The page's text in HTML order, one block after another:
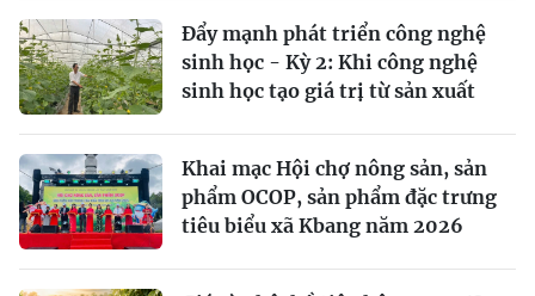
Đẩy mạnh phát triển công nghệ
sinh học - Kỳ 2: Khi công nghệ
sinh học tạo giá trị từ sản xuất
Khai mạc Hội chợ nông sản, sản
phẩm OCOP, sản phẩm đặc trưng
tiêu biểu xã Kbang năm 2026